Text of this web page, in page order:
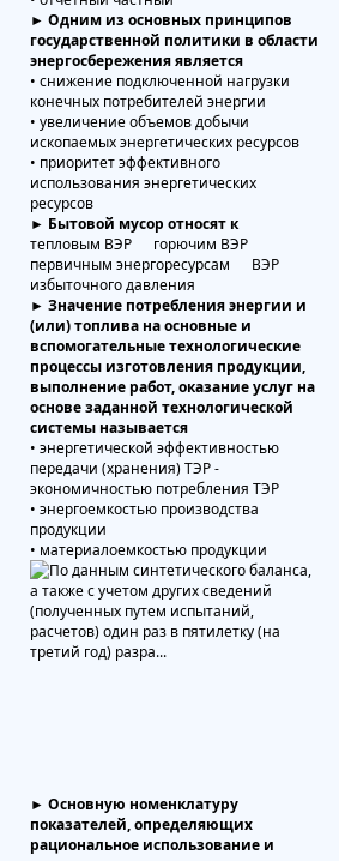
► Одним из основных принципов
государственной политики в области
энергосбережения является
• снижение подключенной нагрузки
конечных потребителей энергии
• увеличение объемов добычи
ископаемых энергетических ресурсов
• приоритет эффективного
использования энергетических
ресурсов
► Бытовой мусор относят к
тепловым ВЭР горючим ВЭР
первичным энергоресурсам ВЭР
избыточного давления
► Значение потребления энергии и
(или) топлива на основные и
вспомогательные технологические
процессы изготовления продукции,
выполнение работ, оказание услуг на
основе заданной технологической
системы называется
• энергетической эффективностью
передачи (хранения) ТЭР -
экономичностью потребления ТЭР
• энергоемкостью производства
продукции
• материалоемкостью продукции
► Основную номенклатуру
показателей, определяющих
рациональное использование и